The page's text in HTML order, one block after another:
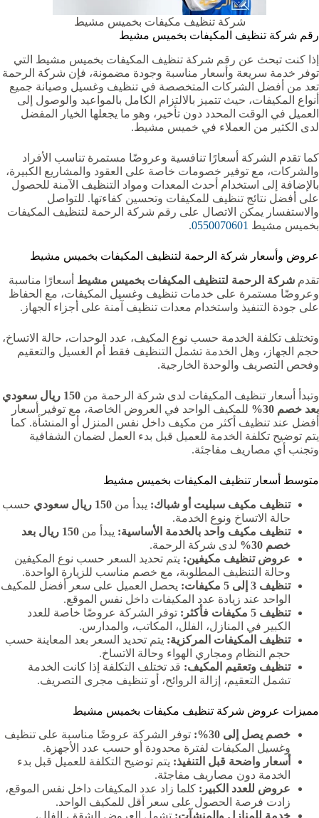
شركة تنظيف مكيفات بخميس مشيط
رقم شركة تنظيف المكيفات بخميس مشيط
إذا كنت تبحث عن رقم شركة تنظيف المكيفات بخميس مشيط التي
توفر خدمة سريعة وأسعار مناسبة وجودة مضمونة، فإن شركة الرحمة
تعد من أفضل الشركات المتخصصة في تنظيف وغسيل وصيانة جميع
أنواع المكيفات، حيث تتميز بالالتزام الكامل بالمواعيد والوصول إلى
العميل في الوقت المحدد دون تأخير، وهو ما يجعلها الخيار المفضل
لدى الكثير من العملاء في خميس مشيط.
كما تقدم الشركة أسعارًا تنافسية وعروضًا مستمرة تناسب الأفراد
والشركات، مع توفير خصومات خاصة على العقود والمشاريع الكبيرة،
بالإضافة إلى استخدام أحدث المعدات ومواد التنظيف الآمنة للحصول
على أفضل نتائج تنظيف للمكيفات وتحسين كفاءتها. للتواصل
والاستفسار يمكن الاتصال على رقم شركة الرحمة لتنظيف المكيفات
بخميس مشيط 0550070601
.
عروض وأسعار شركة الرحمة لتنظيف المكيفات بخميس مشيط
تقدم شركة الرحمة لتنظيف المكيفات بخميس مشيط أسعارًا مناسبة
وعروضًا مستمرة على خدمات تنظيف وغسيل المكيفات، مع الحفاظ
على جودة التنفيذ واستخدام معدات تنظيف آمنة على أجزاء الجهاز.
وتختلف تكلفة الخدمة حسب نوع المكيف، عدد الوحدات، حالة الاتساخ،
حجم الجهاز، وهل الخدمة تشمل التنظيف فقط أم الغسيل والتعقيم
وفحص التصريف والوحدة الخارجية.
وتبدأ أسعار تنظيف المكيفات لدى شركة الرحمة من
150 ريال سعودي
بعد خصم 30%
للمكيف الواحد في العروض الخاصة، مع توفير أسعار
أفضل عند تنظيف أكثر من مكيف داخل نفس المنزل أو المنشأة. كما
يتم توضيح تكلفة الخدمة للعميل قبل بدء العمل لضمان الشفافية
وتجنب أي مصاريف مفاجئة.
متوسط أسعار تنظيف المكيفات بخميس مشيط
تنظيف مكيف سبليت أو شباك: يبدأ من 150 ريال سعودي
حسب
حالة الاتساخ ونوع الخدمة.
تنظيف مكيف واحد بالخدمة الأساسية: يبدأ من
150 ريال بعد
خصم 30%
لدى شركة الرحمة.
عروض تنظيف مكيفين: يتم تحديد السعر حسب نوع المكيفين
وحالة التنظيف المطلوبة، مع خصم مناسب للزيارة الواحدة.
تنظيف 3 إلى 5 مكيفات:
يحصل العميل على سعر أفضل للمكيف
الواحد عند زيادة عدد المكيفات داخل نفس الموقع.
تنظيف 5 مكيفات فأكثر:
توفر الشركة عروضًا خاصة للعدد
الكبير في المنازل، الفلل، المكاتب، والمدارس.
تنظيف المكيفات المركزية: يتم تحديد السعر بعد المعاينة حسب
حجم النظام ومجاري الهواء وحالة الاتساخ.
تنظيف وتعقيم المكيف: قد تختلف التكلفة إذا كانت الخدمة
تشمل التعقيم، إزالة الروائح، أو تنظيف مجرى التصريف.
مميزات عروض شركة تنظيف مكيفات بخميس مشيط
خصم يصل إلى 30%:
توفر الشركة عروضًا مناسبة على تنظيف
وغسيل المكيفات لفترة محدودة أو حسب عدد الأجهزة.
أسعار واضحة قبل التنفيذ: يتم توضيح التكلفة للعميل قبل بدء
الخدمة دون مصاريف مفاجئة.
عروض للعدد الكبير: كلما زاد عدد المكيفات داخل نفس الموقع،
زادت فرصة الحصول على سعر أقل للمكيف الواحد.